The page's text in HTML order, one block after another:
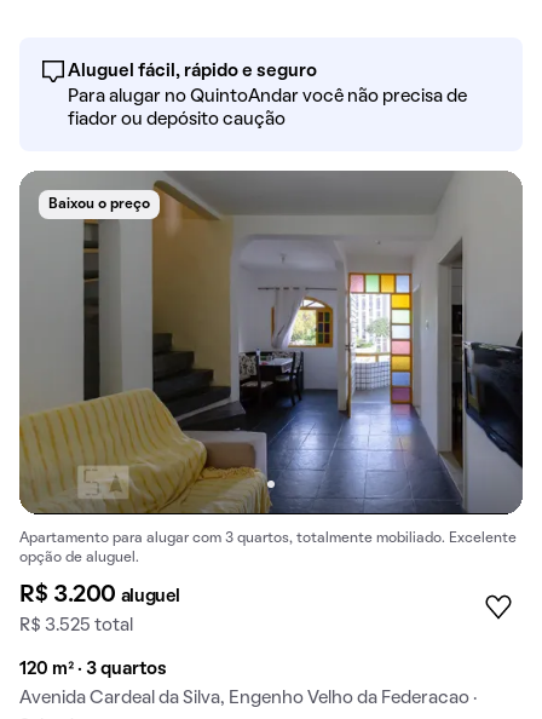
Aluguel fácil, rápido e seguro
Para alugar no QuintoAndar você não precisa de
fiador ou depósito caução
Baixou o preço
Apartamento para alugar com 3 quartos, totalmente mobiliado. Excelente
opção de aluguel.
R$ 3.200 aluguel
R$ 3.525 total
120 m² · 3 quartos
Avenida Cardeal da Silva, Engenho Velho da Federacao ·